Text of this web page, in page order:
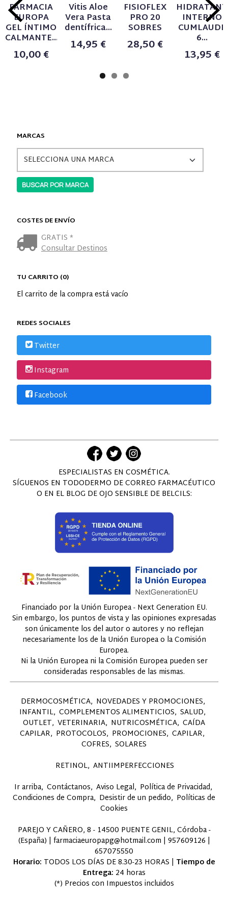
MARCAS
COSTES DE ENVÍO
GRATIS *
Consultar Destinos
TU CARRITO (0)
El carrito de la compra está vacío
REDES SOCIALES
Twitter
Instagram
Facebook
FARMACIA
EUROPA
GEL ÍNTIMO
CALMANTE...
10,00 €
Vitis Aloe
Vera Pasta
dentífrica...
14,95 €
FISIOFLEX
PRO 20
SOBRES
28,50 €
INTERNO
CUMLAUDE
6...
13,95 €
ESPECIALISTAS EN COSMÉTICA.
SÍGUENOS EN TODODERMO DE CORREO FARMACÉUTICO
O EN EL BLOG DE OJO SENSIBLE DE BELCILS:
Financiado por la Unión Europea - Next Generation EU.
Sin embargo, los puntos de vista y las opiniones expresadas
son únicamente los del autor o autores y no reflejan
necesariamente los de la Unión Europea o la Comisión
Europea.
Ni la Unión Europea ni la Comisión Europea pueden ser
consideradas responsables de las mismas.
DERMOCOSMÉTICA NOVEDADES Y PROMOCIONES
INFANTIL COMPLEMENTOS ALIMENTICIOS SALUD
OUTLET VETERINARIA NUTRICOSMÉTICA CAÍDA
CAPILAR PROTOCOLOS PROMOCIONES CAPILAR
COFRES SOLARES
RETINOL ANTIIMPERFECCIONES
Ir arriba Contáctanos Aviso Legal Política de Privacidad
Condiciones de Compra Desistir de un pedido Políticas de
Cookies
PAREJO Y CAÑERO, 8 - 14500 PUENTE GENIL, Córdoba -
(España) | farmaciaeuropapg@hotmail.com | 957609126 |
657075550
Horario: TODOS LOS DÍAS DE 8.30-23 HORAS | Tiempo de
Entrega: 24 horas
(*) Precios con Impuestos incluidos